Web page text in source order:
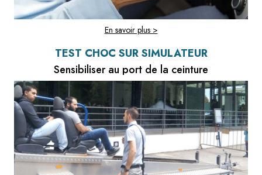
En savoir plus >
TEST CHOC SUR SIMULATEUR
Sensibiliser au port de la ceinture